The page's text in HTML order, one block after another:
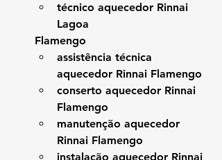
técnico aquecedor Rinnai
Lagoa
Flamengo
assistência técnica
aquecedor Rinnai Flamengo
conserto aquecedor Rinnai
Flamengo
manutenção aquecedor
Rinnai Flamengo
instalação aquecedor Rinnai